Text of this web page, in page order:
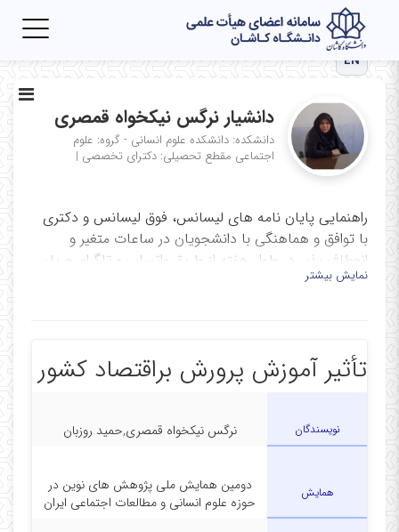
EN
دانشیار نرگس نیکخواه قمصری
دانشکده: دانشکده علوم انسانی - گروه: علوم
اجتماعی مقطع تحصیلی: دکترای تخصصی |
راهنمایی پایان نامه های لیسانس، فوق لیسانس و دکتری
با توافق و هماهنگی با دانشجویان در ساعات متغیر و
انعطاف پذیر در طول هفته از طریق واتساپ و تلگرام جریان
دارد.
نمایش بیشتر
تأثیر آموزش پرورش براقتصاد کشور
نویسندگان نرگس نیکخواه قمصری,حمید روزبان
همایش
دومین همایش ملی پژوهش های نوین در
حوزه علوم انسانی و مطالعات اجتماعی ایران